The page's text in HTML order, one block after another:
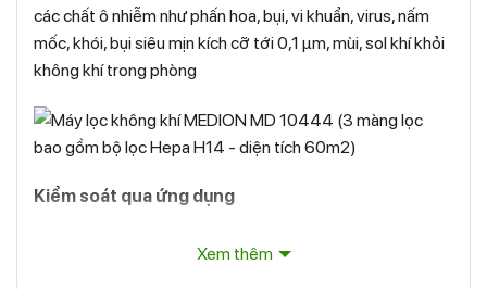
các chất ô nhiễm như phấn hoa, bụi, vi khuẩn, virus, nấm
mốc, khói, bụi siêu mịn kích cỡ tới 0,1 μm, mùi, sol khí khỏi
không khí trong phòng
Kiểm soát qua ứng dụng
Điều khiển Máy lọc không khí MEDION MD 10444 dễ
Xem thêm